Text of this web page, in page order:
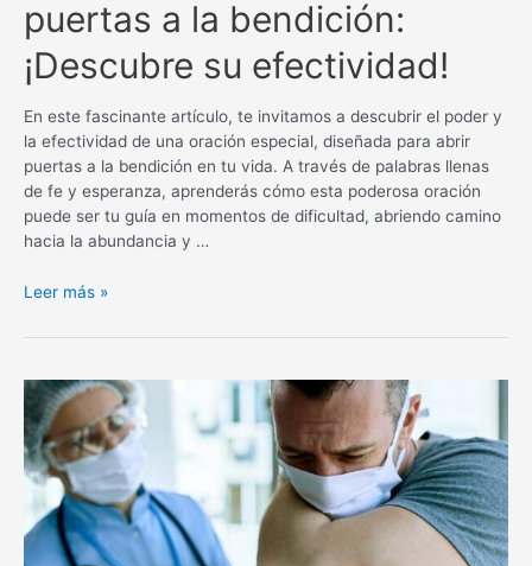
puertas a la bendición:
¡Descubre su efectividad!
En este fascinante artículo, te invitamos a descubrir el poder y
la efectividad de una oración especial, diseñada para abrir
puertas a la bendición en tu vida. A través de palabras llenas
de fe y esperanza, aprenderás cómo esta poderosa oración
puede ser tu guía en momentos de dificultad, abriendo camino
hacia la abundancia y …
Oración
para
puertas
a
la
bendición:
¡Descubre
su
efectividad!
Leer más »